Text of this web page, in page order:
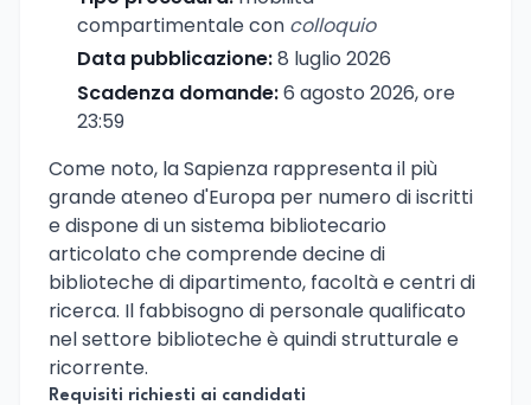
compartimentale con colloquio
Data pubblicazione:8 luglio 2026
Scadenza domande:6 agosto 2026, ore
23:59
Come noto, la Sapienza rappresenta il più
grande ateneo d'Europa per numero di iscritti
e dispone di un sistema bibliotecario
articolato che comprende decine di
biblioteche di dipartimento, facoltà e centri di
ricerca. Il fabbisogno di personale qualificato
nel settore biblioteche è quindi strutturale e
ricorrente.
Requisiti richiesti ai candidati